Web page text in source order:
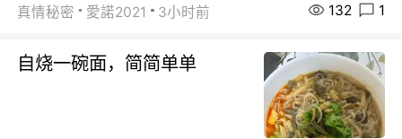
真情秘密 愛諾2021 3小时前 132 1
自烧一碗面，简简单单